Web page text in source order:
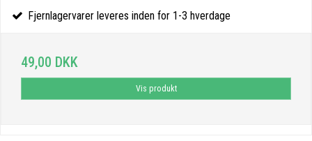
Fjernlagervarer leveres inden for 1-3 hverdage
49,00 DKK
Vis produkt